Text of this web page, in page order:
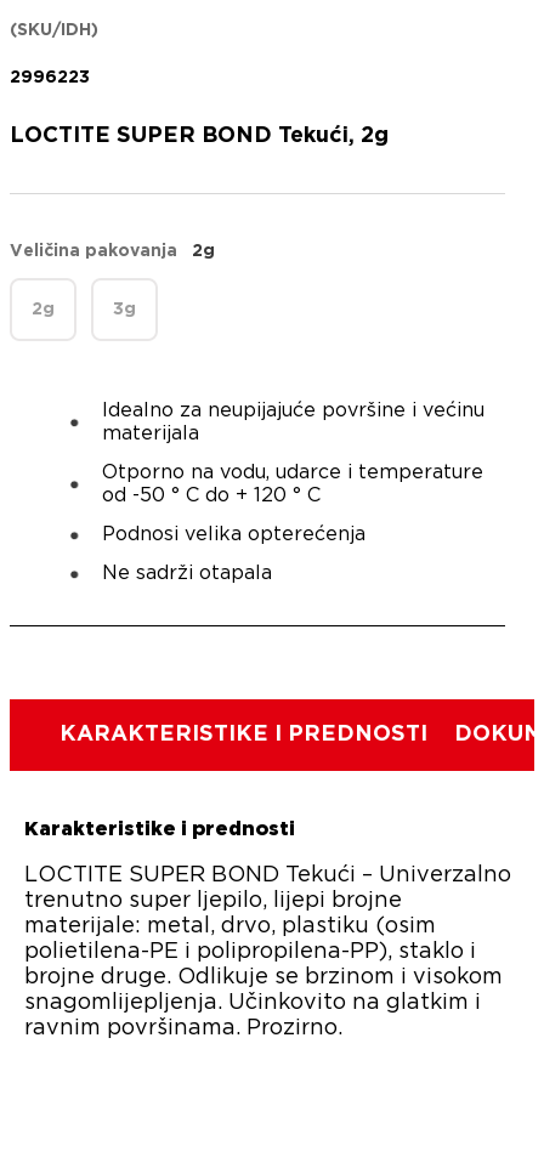
(SKU/IDH)
2996223
LOCTITE SUPER BOND Tekući, 2g
Veličina pakovanja 2g
2g 3g
Idealno za neupijajuće površine i većinu
materijala
Otporno na vodu, udarce i temperature
od -50 ° C do + 120 ° C
Podnosi velika opterećenja
Ne sadrži otapala
KARAKTERISTIKE I PREDNOSTI
Karakteristike i prednosti
LOCTITE SUPER BOND Tekući – Univerzalno
trenutno super ljepilo, lijepi brojne
materijale: metal, drvo, plastiku (osim
polietilena-PE i polipropilena-PP), staklo i
brojne druge. Odlikuje se brzinom i visokom
snagomlijepljenja. Učinkovito na glatkim i
ravnim površinama. Prozirno.